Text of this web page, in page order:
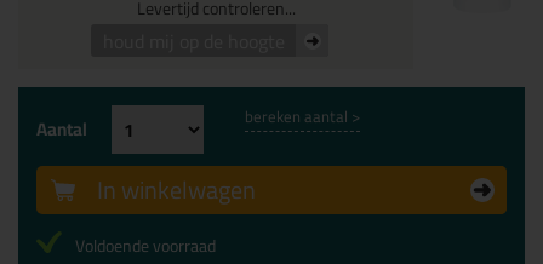
Levertijd controleren...
Aantal bereken aantal >
In winkelwagen
Voldoende voorraad